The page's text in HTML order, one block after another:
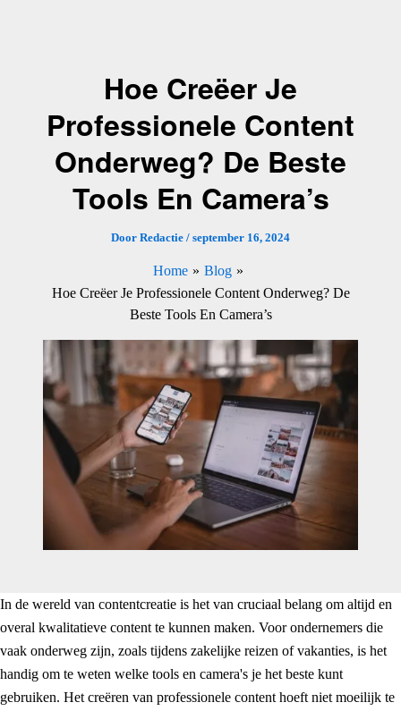
Hoe Creëer Je
Professionele Content
Onderweg? De Beste
Tools En Camera’s
Door Redactie / september 16, 2024
Home
Blog
Hoe Creëer Je Professionele Content Onderweg? De
Beste Tools En Camera’s
In de wereld van contentcreatie is het van cruciaal belang om altijd en
overal kwalitatieve content te kunnen maken. Voor ondernemers die
vaak onderweg zijn, zoals tijdens zakelijke reizen of vakanties, is het
handig om te weten welke tools en camera's je het beste kunt
gebruiken. Het creëren van professionele content hoeft niet moeilijk te